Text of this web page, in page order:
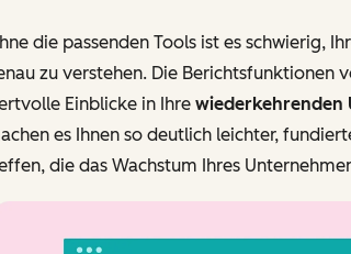
die passenden Tools ist es schwierig,
zu verstehen. Die Berichtsfunktionen
Einblicke in Ihre wiederkehrenden
es Ihnen so deutlich leichter,
die das Wachstum Ihres